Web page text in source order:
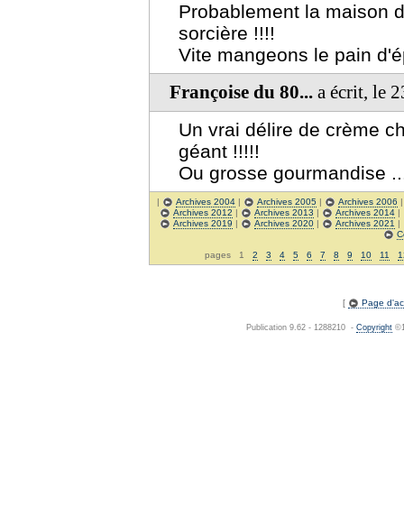
Probablement la maison
sorcière !!!!
Vite mangeons le pain
Françoise du 80... a écrit, le
Un vrai délire de crème
géant !!!!!
Ou grosse gourmandise
| Archives 2004 | Archives 2005 | Archives 2006
Archives 2012 | Archives 2013 | Archives 2014|
Archives 2019 | Archives 2020| Archives 2021 |
pages 1 2 3 4 5 6 7 8 9 10 11
[ Page
Publication 9.62 - 1288210 - Copyright